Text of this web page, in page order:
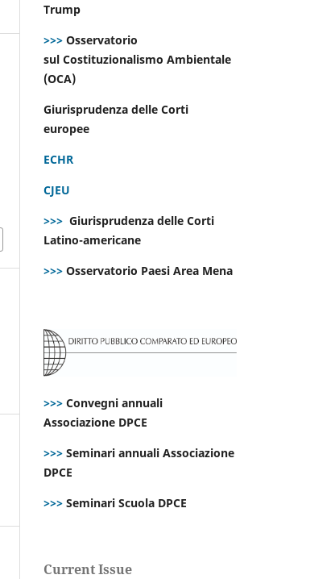
Trump
>>> Osservatorio
sul Costituzionalismo Ambientale
(OCA)
Giurisprudenza delle Corti
europee
ECHR
CJEU
>>> Giurisprudenza delle Corti
Latino-americane
>>> Osservatorio Paesi Area Mena
>>> Convegni annuali
Associazione DPCE
>>> Seminari annuali Associazione
DPCE
>>> Seminari Scuola DPCE
Current Issue